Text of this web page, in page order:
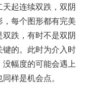
起连续双跌，双阴
每个图形都有完美
跌，有时不是双阴
的。此时为介入时
幅度的可能会遇上
样是机会点。